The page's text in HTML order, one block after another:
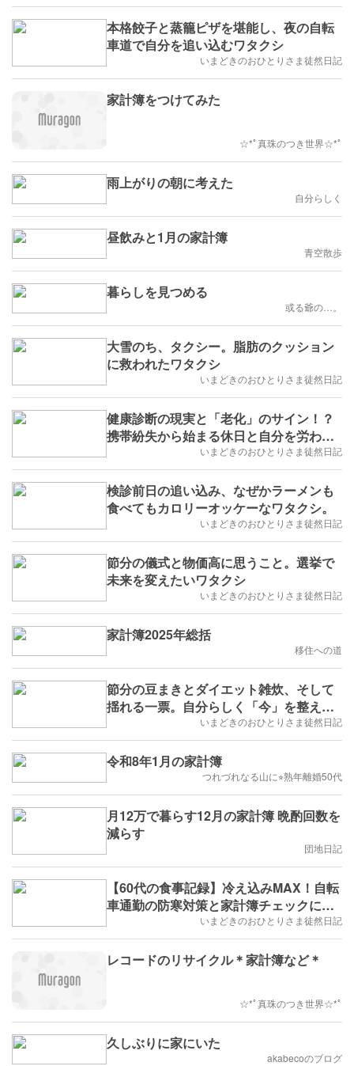
本格餃子と蒸籠ピザを堪能し、夜の自転
車道で自分を追い込むワタクシ
いまどきのおひとりさま徒然日記
家計簿をつけてみた
☆*ﾟ真珠のつき世界☆*ﾟ
雨上がりの朝に考えた
自分らしく
昼飲みと1月の家計簿
青空散歩
暮らしを見つめる
或る爺の…。
大雪のち、タクシー。脂肪のクッション
に救われたワタクシ
いまどきのおひとりさま徒然日記
健康診断の現実と「老化」のサイン！？
携帯紛失から始まる休日と自分を労わる
いまどきのおひとりさま徒然日記
検診前日の追い込み、なぜかラーメンも
食べてもカロリーオッケーなワタクシ。
いまどきのおひとりさま徒然日記
節分の儀式と物価高に思うこと。選挙で
未来を変えたいワタクシ
いまどきのおひとりさま徒然日記
家計簿2025年総括
移住への道
節分の豆まきとダイエット雑炊、そして
揺れる一票。自分らしく「今」を整える
いまどきのおひとりさま徒然日記
令和8年1月の家計簿
つれづれなる山に⭐︎熟年離婚50代
月12万で暮らす12月の家計簿 晩酌回数を
減らす
団地日記
【60代の食事記録】冷え込みMAX！自転
車通勤の防寒対策と家計簿チェックに追
いまどきのおひとりさま徒然日記
レコードのリサイクル＊家計簿など＊
☆*ﾟ真珠のつき世界☆*ﾟ
久しぶりに家にいた
akabecoのブログ